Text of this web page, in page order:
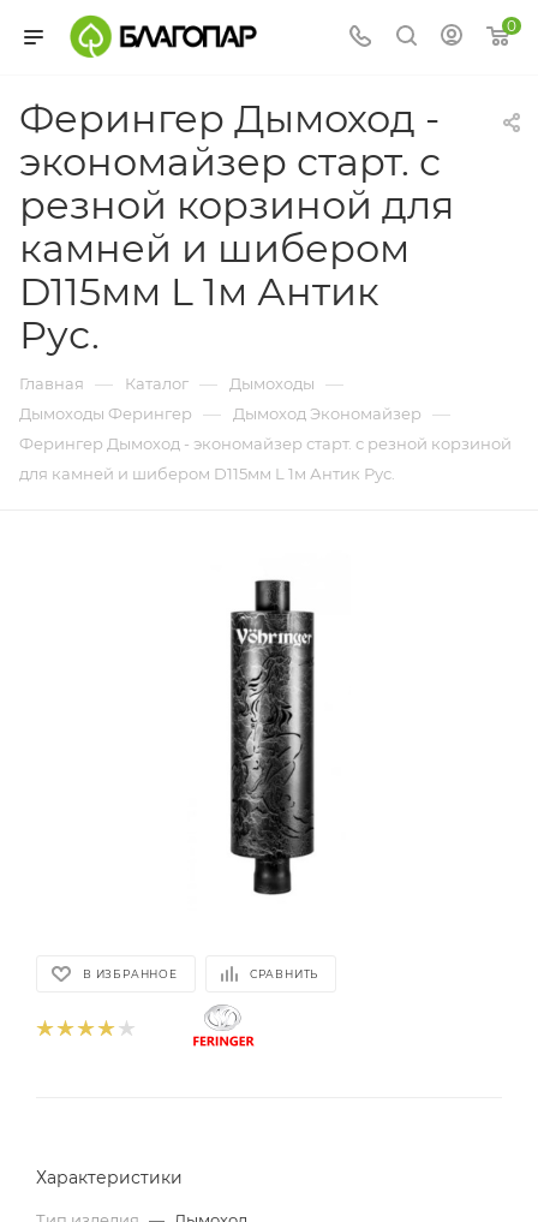
0
Ферингер Дымоход -
экономайзер старт. с
резной корзиной для
камней и шибером
D115мм L 1м Антик
Рус.
Главная — Каталог — Дымоходы —
Дымоходы Ферингер — Дымоход Экономайзер —
Ферингер Дымоход - экономайзер старт. с резной корзиной
для камней и шибером D115мм L 1м Антик Рус.
В ИЗБРАННОЕ СРАВНИТЬ
Характеристики